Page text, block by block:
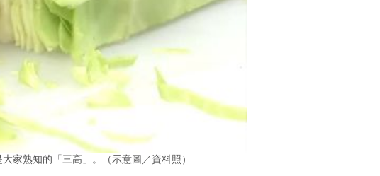
家熟知的「三高」。（示意圖／資料照）